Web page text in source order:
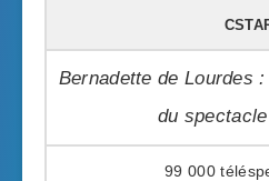
Bernadette de Lourdes
du
99 000